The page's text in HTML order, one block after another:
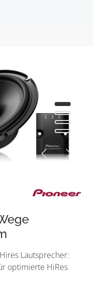
Lautsprecher:
optimierte HiRes